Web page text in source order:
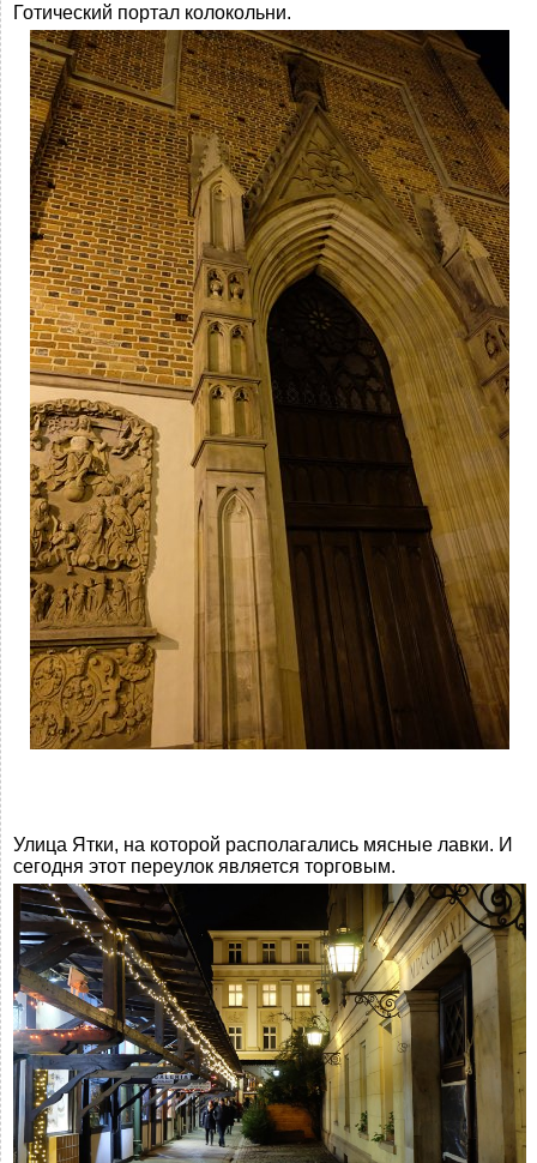
Готический портал колокольни.
Улица Ятки, на которой располагались мясные лавки. И
сегодня этот переулок является торговым.